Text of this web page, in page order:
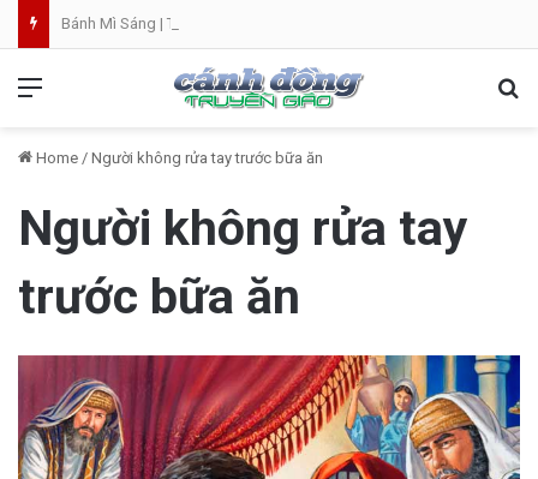
Bánh Mì Sáng | Thứ Bảy 08.08 | Thánh Đaminh, Linh mục
Home / Người không rửa tay trước bữa ăn
Người không rửa tay
trước bữa ăn